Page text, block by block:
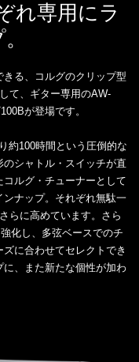
れ専用にラ
る、コルグのクリップ型
て、ギター専用のAW-
が登場です。
約100時間という圧倒的な
シャトル・スイッチが直
ルグ・チューナーとして
ナップ。それぞれ無駄一
らに高めています。さら
化し、多弦ベースでのチ
に合わせてセレクトでき
、また新たな個性が加わ